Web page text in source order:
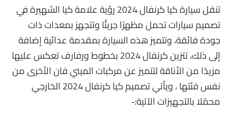
تنقل سيارة كيا كرنفال 2024 رؤية علامة كيا الشهيرة في
تصميم سيارات تحمل مظهرًا جريئًا وتتجهز بمعدات ذات
جودة فائقة، وتتميز هذه السيارة بمقدمة عدائية إضافة
إلى ذلك، تتزين كرنفال 2024 بخطوط ورفارف تعكس عليها
مزيدًا من الأناقة لتتميز عن مركبات الميني فان الأخرى من
نفس فئتها ، ويأتي تصميم كيا كرنفال 2024 الخارجي
محمًلا بالتجهيزات الآتية:-